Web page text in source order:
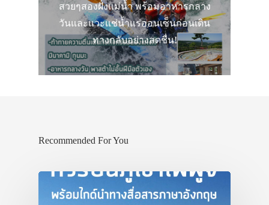
สวยๆสองฝั่งแม่น้ำ พร้อมอาหารกลาง
วันและแวะแช่น้ำแร่ออนเซ็นก่อนเดิน
ทางกลับอย่างสดชื่น!
Recommended For You